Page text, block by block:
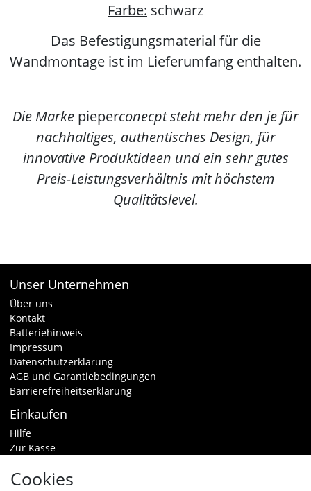
Farbe: schwarz
Das Befestigungsmaterial für die
Wandmontage ist im Lieferumfang enthalten.
Die Marke pieperconecptsteht mehr den je für
nachhaltiges, authentisches Design, für
innovative Produktideen und ein sehr gutes
Preis-Leistungsverhältnis mit höchstem
Qualitätslevel.
Unser Unternehmen
Über uns
Kontakt
Batteriehinweis
Impressum
Datenschutzerklärung
AGB und Garantiebedingungen
Barrierefreiheitserklärung
Einkaufen
Hilfe
Zur Kasse
Zahlungsarten & Versand
Cookies